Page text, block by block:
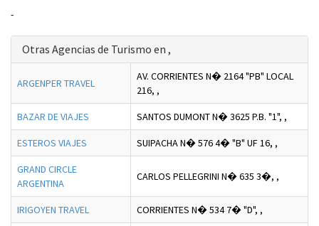
-
Otras Agencias de Turismo en ,
ARGENPER TRAVEL
AV. CORRIENTES N� 2164 "PB" LOCAL
216, ,
BAZAR DE VIAJES SANTOS DUMONT N� 3625 P.B. "1", ,
ESTEROS VIAJES SUIPACHA N� 576 4� "B" UF 16, ,
GRAND CIRCLE
ARGENTINA
CARLOS PELLEGRINI N� 635 3�, ,
IRIGOYEN TRAVEL CORRIENTES N� 534 7� "D", ,